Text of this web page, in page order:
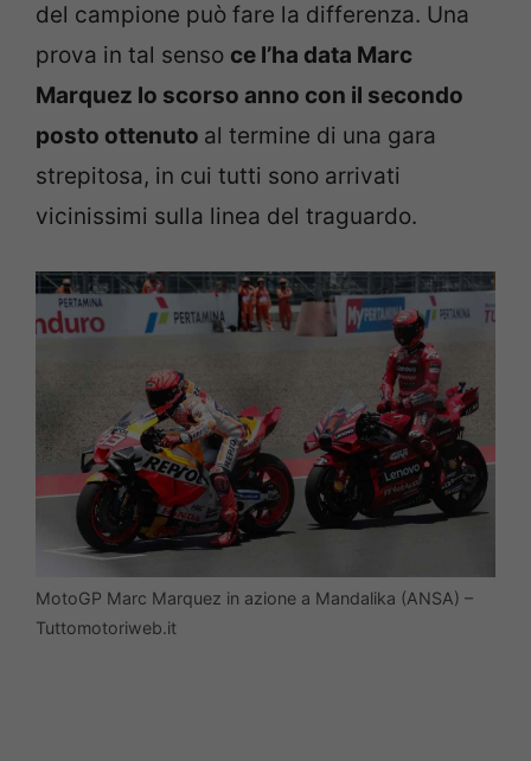
del campione può fare la differenza. Una
prova in tal senso ce l’ha data Marc
Marquez lo scorso anno con il secondo
posto ottenuto al termine di una gara
strepitosa, in cui tutti sono arrivati
vicinissimi sulla linea del traguardo.
MotoGP Marc Marquez in azione a Mandalika (ANSA) –
Tuttomotoriweb.it